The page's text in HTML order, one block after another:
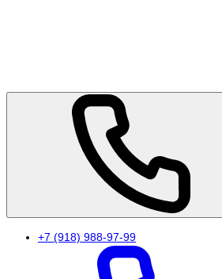
+7 (918) 988-97-99